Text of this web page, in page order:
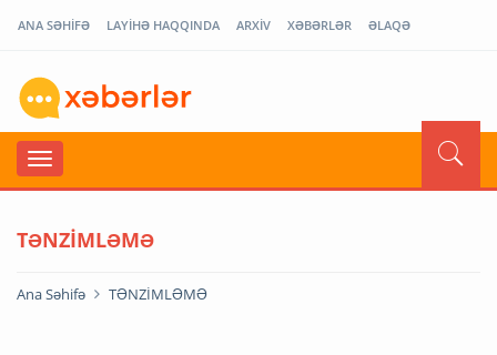
ANA SƏHİFƏ LAYİHƏ HAQQINDA ARXİV XƏBƏRLƏR ƏLAQƏ
TƏNZİMLƏMƏ
Ana Səhifə TƏNZİMLƏMƏ